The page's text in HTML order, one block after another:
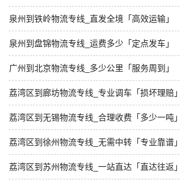
泉州到铁岭物流专线_直发全境「高效运输」
泉州到盘锦物流专线_运费多少「定点发车」
广州到北京物流专线_多少公里「服务周到」
荔湾区到廊坊物流专线_专业调车「损坏理赔」
荔湾区到无锡物流专线_合理收费「多少一吨」
荔湾区到徐州物流专线_无需中转「专业靠谱」
荔湾区到苏州物流专线_一站直达「直达往返」